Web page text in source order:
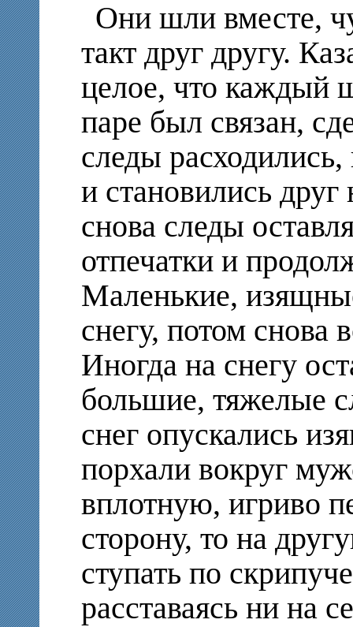
Они шли вместе,
такт друг другу.
целое, что каждый
паре был связан,
следы расходились,
и становились друг
снова следы
отпечатки и
Маленькие,
снегу, потом снова
Иногда на снегу
большие, тяжелые
снег опускались
порхали вокруг
вплотную, игриво
сторону, то на
ступать по
расставаясь ни на